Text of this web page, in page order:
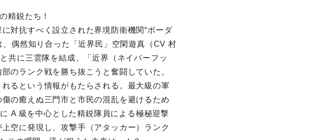
精鋭たち！
対抗すべく設立された界境防衛機関“ボーダ
偶然知り合った「近界民」空閑遊真（CV 村
共に三雲隊を結成、「近界（ネイバーフッ
のランク戦を勝ち抜こうと奮闘していた。
るという情報がもたらされる。最大級の軍
の癒えぬ三門市と市民の混乱を避けるため
A 級を中心とした精鋭隊員による極秘迎撃
空に発現し、攻撃手（アタッカー）ランク